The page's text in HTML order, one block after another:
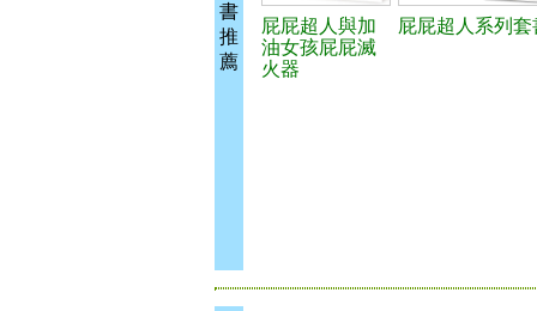
書
推
薦
屁屁超人與加
油女孩屁屁滅
火器
屁屁超人系列